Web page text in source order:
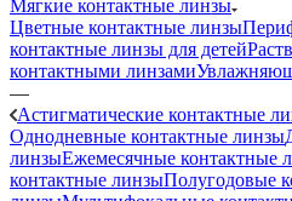
Мягкие контактные линзы
Цветные контактные линзы
контактные линзы для детей
контактными линзами
—
Астигматические контактные
Однодневные контактные линзы
линзыЕжемесячные контактные
контактные линзыПолугодовые